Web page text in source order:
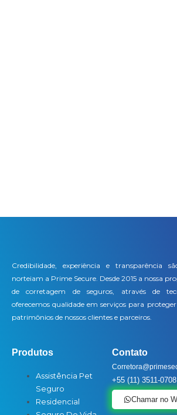
Credibilidade, experiência e transparência
norteiam a Prime Secure. Desde 2015 a nossa
de corretagem de seguros, através de
oferecemos qualidade em serviços para
patrimônios de nossos clientes e parceiros.
Produtos
Assistência Pet
Seguro
Residencial
Contato
+55 (11) 3511-0708
Chamar no